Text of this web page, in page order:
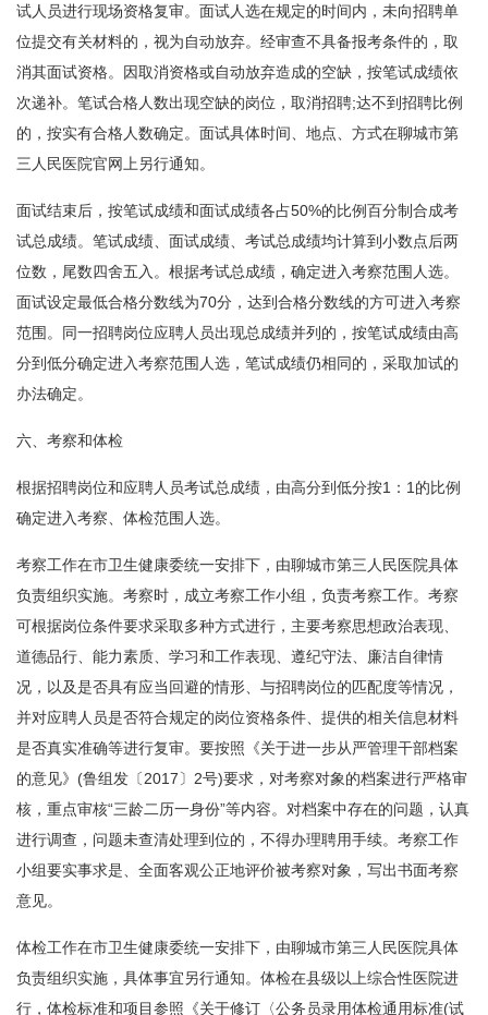
试人员进行现场资格复审。面试人选在规定的时间内，未向招聘单
位提交有关材料的，视为自动放弃。经审查不具备报考条件的，取
消其面试资格。因取消资格或自动放弃造成的空缺，按笔试成绩依
次递补。笔试合格人数出现空缺的岗位，取消招聘;达不到招聘比例
的，按实有合格人数确定。面试具体时间、地点、方式在聊城市第
三人民医院官网上另行通知。
面试结束后，按笔试成绩和面试成绩各占50%的比例百分制合成考
试总成绩。笔试成绩、面试成绩、考试总成绩均计算到小数点后两
位数，尾数四舍五入。根据考试总成绩，确定进入考察范围人选。
面试设定最低合格分数线为70分，达到合格分数线的方可进入考察
范围。同一招聘岗位应聘人员出现总成绩并列的，按笔试成绩由高
分到低分确定进入考察范围人选，笔试成绩仍相同的，采取加试的
办法确定。
六、考察和体检
根据招聘岗位和应聘人员考试总成绩，由高分到低分按1：1的比例
确定进入考察、体检范围人选。
考察工作在市卫生健康委统一安排下，由聊城市第三人民医院具体
负责组织实施。考察时，成立考察工作小组，负责考察工作。考察
可根据岗位条件要求采取多种方式进行，主要考察思想政治表现、
道德品行、能力素质、学习和工作表现、遵纪守法、廉洁自律情
况，以及是否具有应当回避的情形、与招聘岗位的匹配度等情况，
并对应聘人员是否符合规定的岗位资格条件、提供的相关信息材料
是否真实准确等进行复审。要按照《关于进一步从严管理干部档案
的意见》(鲁组发〔2017〕2号)要求，对考察对象的档案进行严格审
核，重点审核“三龄二历一身份”等内容。对档案中存在的问题，认真
进行调查，问题未查清处理到位的，不得办理聘用手续。考察工作
小组要实事求是、全面客观公正地评价被考察对象，写出书面考察
意见。
体检工作在市卫生健康委统一安排下，由聊城市第三人民医院具体
负责组织实施，具体事宜另行通知。体检在县级以上综合性医院进
行，体检标准和项目参照《关于修订〈公务员录用体检通用标准(试